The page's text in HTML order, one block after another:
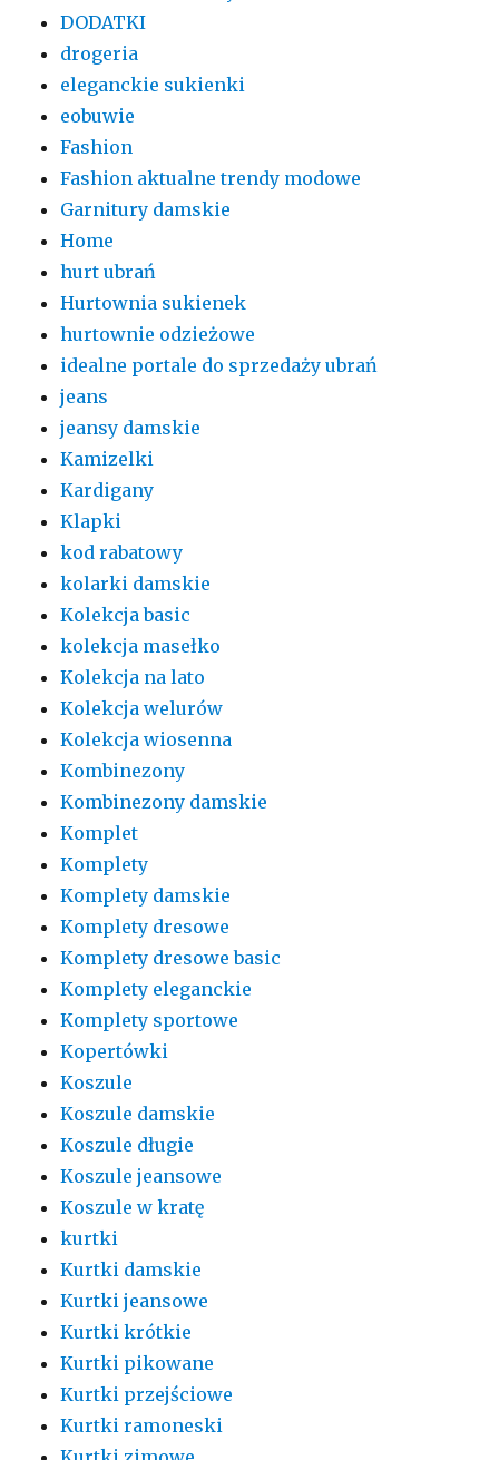
DODATKI
drogeria
eleganckie sukienki
eobuwie
Fashion
Fashion aktualne trendy modowe
Garnitury damskie
Home
hurt ubrań
Hurtownia sukienek
hurtownie odzieżowe
idealne portale do sprzedaży ubrań
jeans
jeansy damskie
Kamizelki
Kardigany
Klapki
kod rabatowy
kolarki damskie
Kolekcja basic
kolekcja masełko
Kolekcja na lato
Kolekcja welurów
Kolekcja wiosenna
Kombinezony
Kombinezony damskie
Komplet
Komplety
Komplety damskie
Komplety dresowe
Komplety dresowe basic
Komplety eleganckie
Komplety sportowe
Kopertówki
Koszule
Koszule damskie
Koszule długie
Koszule jeansowe
Koszule w kratę
kurtki
Kurtki damskie
Kurtki jeansowe
Kurtki krótkie
Kurtki pikowane
Kurtki przejściowe
Kurtki ramoneski